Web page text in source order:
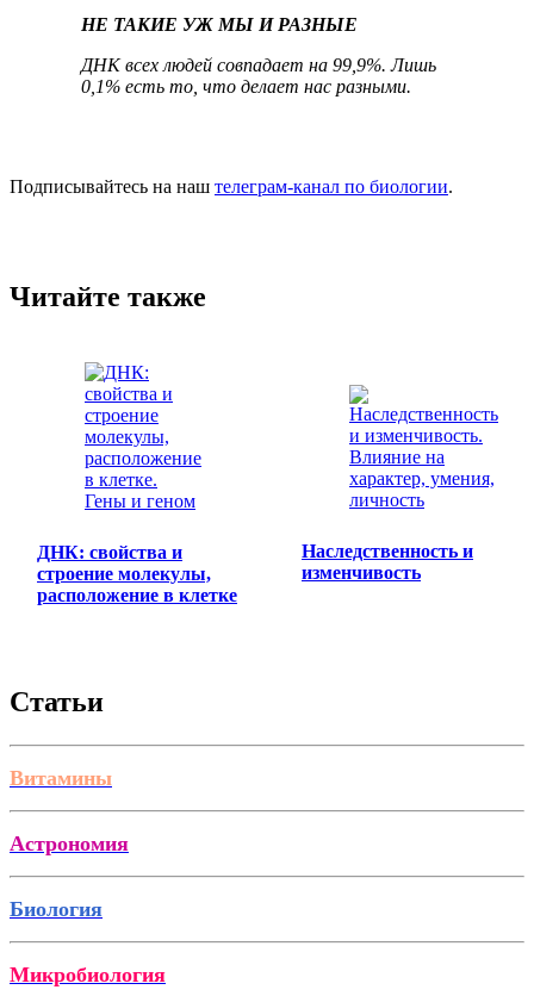
НЕ ТАКИЕ УЖ МЫ И РАЗНЫЕ
ДНК всех людей совпадает на 99,9%. Лишь
0,1% есть то, что делает нас разными.
Подписывайтесь на наш телеграм-канал по биологии.
Читайте также
ДНК: свойства и
строение молекулы,
расположение в клетке
Наследственность и
изменчивость
Статьи
Витамины
Астрономия
Биология
Микробиология